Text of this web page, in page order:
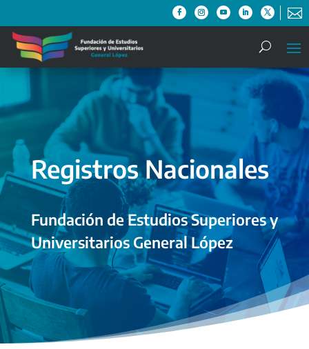

Registros Nacionales
Fundación de Estudios Superiores y
Universitarios General López